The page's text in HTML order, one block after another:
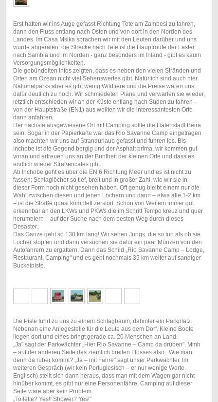
Erst hatten wir ins Auge gefasst Richtung Tete am Zambesi zu fahren,
dann den Fluss entlang nach Osten und von dort in den Norden des
Landes. Im Casa Msika sprachen wir mit den Leuten darüber und uns
wurde abgeraten: die Strecke nach Tete ist die Hauptroute der Laster
nach Sambia und im Norden - ganz besonders im Inland - gibt es kaum
Versorgungsmöglichkeiten.
Die gebündelten Infos zeigten, dass es neben den vielen Stränden und
Orten am Ozean nicht viel Sehenswertes gibt. Natürlich sind auch hier
Nationalparks aber es gibt wenig Wildtiere und die Preise waren uns
dafür deutlich zu hoch. Wir schmiedeten Pläne und verwarfen sie wieder,
letztlich entschieden wir an der Küste entlang nach Süden zu fahren –
von der Hauptstraße (EN1) aus wollten wir die interessantesten Orte
dann anfahren.
Der nächste ausgewiesene Ort mit Camping sollte die Hafenstadt Beira
sein. Sogar in der Papierkarte war das Rio Savanne Camp eingetragen
also machten wir uns auf Strandurlaub gefasst und fuhren los. Bis
Inchobe ist die Gegend bergig und der Asphalt prima, wir kommen gut
voran und erfreuen uns an der Buntheit der kleinen Orte und dass es
endlich wieder Straßencafes gibt.
Ab Inchobe geht es über die EN 6 Richtung Meer und es ist nicht zu
fassen: Schlaglöcher so tief, breit und in großer Zahl, wie wir sie in
dieser Form noch nicht gesehen haben. Oft genug bleibt einem nur die
Wahl zwischen diesen und jenen Löchern und dann – etwa alle 1-2 km
– ist die Straße quasi komplett zerstört. Schon von Weitem immer gut
erkennbar an den LKWs und PKWs die im Schritt Tempo kreuz und quer
herumeiern – auf der Suche nach dem besten Weg durch dieses
Desaster.
Das Ganze geht so 130 km lang! Wir sehen Jungs, die so tun als ob sie
Löcher stopfen und dann versuchen sie dafür ein paar Münzen von den
Autofahrern zu ergattern. Dann das Schild „Rio Savanne Camp – Lodge,
Restaurant, Camping" und es geht nochmals 35 km weiter auf sandiger
Buckelpiste.
Die Piste führt zu uns zu einem Schlagbaum, dahinter ein Parkplatz.
Nebenan eine Anlegestelle für die Leute aus dem Dorf. Kleine Boote
liegen dort und eines bringt gerade ca. 20 Menschen an Land.
„Ja" sagt der Parkwächter „Hier Rio Savanne – Camp da drüben". Mmh
– auf der anderen Seite des ziemlich breiten Flusses also...Wie man
denn da rüber kommt? „Ja – mit Fähre" sagt unser Parkwächter. Im
weiteren Gespräch (wir kein Portugiesisch – er nur wenige Worte
Englisch) stellt sich dann heraus, dass man mit dem Wagen gar nicht
hinüber kommt, es gibt nur eine Personenfähre. Camping auf dieser
Seite wäre aber kein Problem.
„Toilette? Yes!! Shower? Yes!"